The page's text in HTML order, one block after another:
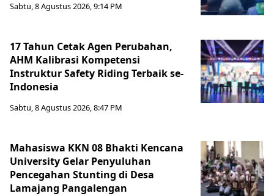
Sabtu, 8 Agustus 2026, 9:14 PM
17 Tahun Cetak Agen Perubahan,
AHM Kalibrasi Kompetensi
Instruktur Safety Riding Terbaik se-
Indonesia
Sabtu, 8 Agustus 2026, 8:47 PM
Mahasiswa KKN 08 Bhakti Kencana
University Gelar Penyuluhan
Pencegahan Stunting di Desa
Lamajang Pangalengan